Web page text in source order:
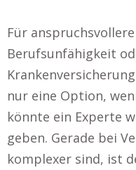
Für
Berufsunfähigkeit
nur eine Option,
könnte ein Experte
geben. Gerade bei
komplexer sind, ist